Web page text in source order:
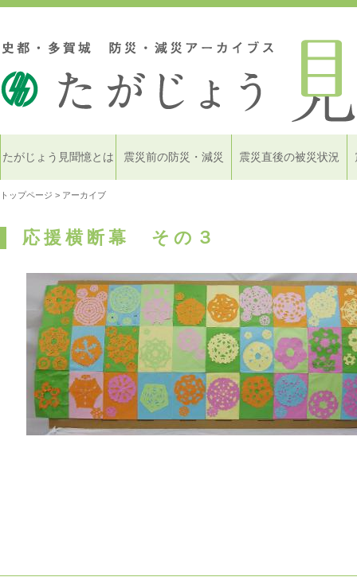
たがじょう見聞憶とは 震災前の防災・減災 震災直後の被災状況
トップページ > アーカイブ
応援横断幕 その３